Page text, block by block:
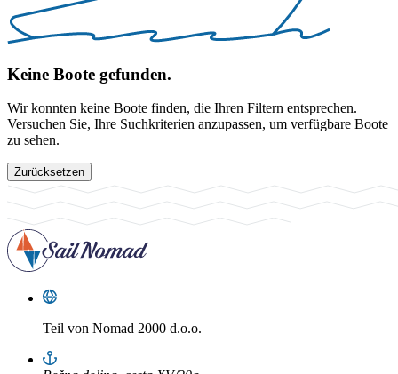
Keine Boote gefunden.
Wir konnten keine Boote finden, die Ihren Filtern entsprechen.
Versuchen Sie, Ihre Suchkriterien anzupassen, um verfügbare Boote
zu sehen.
Zurücksetzen
Teil von Nomad 2000 d.o.o.